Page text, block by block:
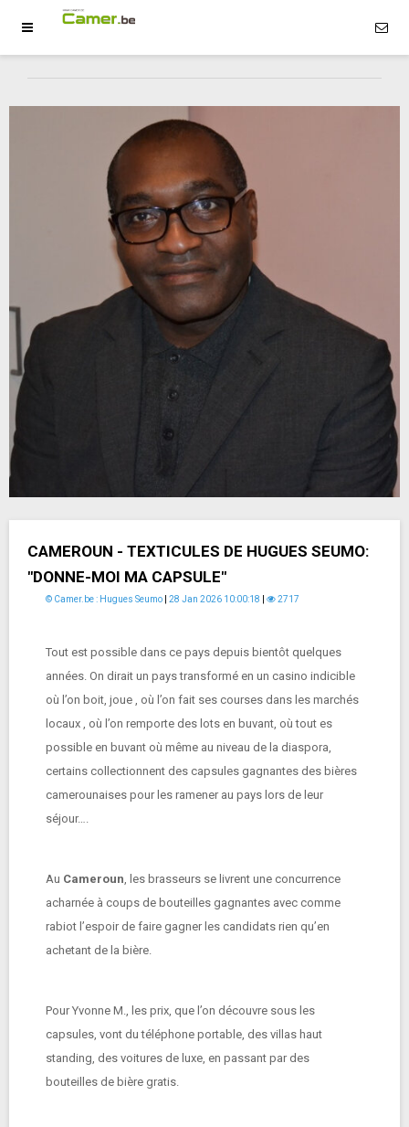
CAMEROUN - TEXTICULES DE HUGUES SEUMO:
"DONNE-MOI MA CAPSULE"
© Camer.be : Hugues Seumo 28 Jan 2026 10:00:18 2717
Tout est possible dans ce pays depuis bientôt quelques
années. On dirait un pays transformé en un casino indicible
où l’on boit, joue , où l’on fait ses courses dans les marchés
locaux , où l’on remporte des lots en buvant, où tout es
possible en buvant où même au niveau de la diaspora,
certains collectionnent des capsules gagnantes des bières
camerounaises pour les ramener au pays lors de leur
séjour….
Au Cameroun, les brasseurs se livrent une concurrence
acharnée à coups de bouteilles gagnantes avec comme
rabiot l’espoir de faire gagner les candidats rien qu’en
achetant de la bière.
Pour Yvonne M., les prix, que l’on découvre sous les
capsules, vont du téléphone portable, des villas haut
standing, des voitures de luxe, en passant par des
bouteilles de bière gratis.